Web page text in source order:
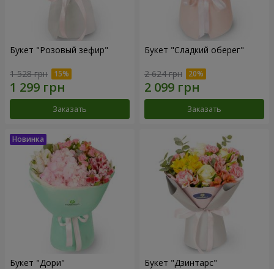
Букет "Розовый зефир"
1 528 грн
Заказать
Букет "Сладкий оберег"
2 624 грн
Заказать
Букет "Дори" Букет "Дзинтарс"